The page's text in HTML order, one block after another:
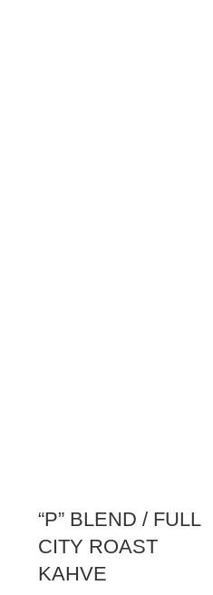
“P” BLEND / FULL
CITY ROAST
KAHVE